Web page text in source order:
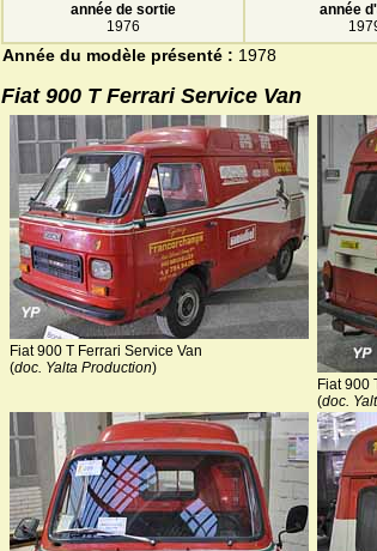
année de sortie
1976
année
Année du modèle présenté : 1978
Fiat 900 T Ferrari Service Van
Fiat 900 T Ferrari Service Van
(doc. Yalta Production)
Fiat 900
(doc.